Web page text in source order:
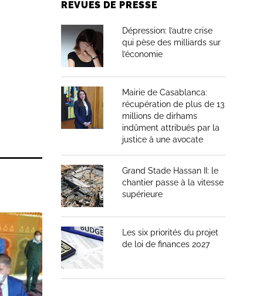
REVUES DE PRESSE
Dépression: l’autre crise
qui pèse des milliards sur
l’économie
Mairie de Casablanca:
récupération de plus de 13
millions de dirhams
indûment attribués par la
justice à une avocate
Grand Stade Hassan II: le
chantier passe à la vitesse
supérieure
Les six priorités du projet
de loi de finances 2027